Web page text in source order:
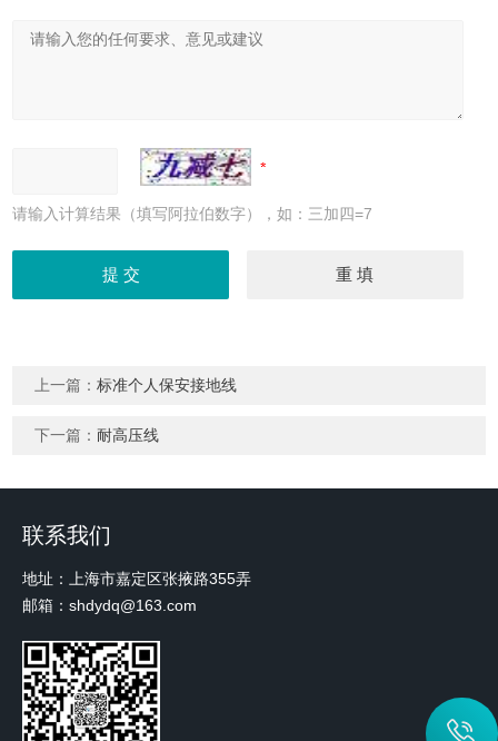
请输入计算结果（填写阿拉伯数字），如：三加四=7
上一篇：标准个人保安接地线
下一篇：耐高压线
联系我们
地址：上海市嘉定区张掖路355弄
邮箱：shdydq@163.com